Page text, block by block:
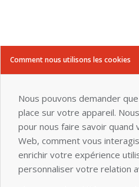
Comment nous utilisons les cookies
Nous pouvons demander
place sur votre appareil.
pour nous faire savoir quand
Web, comment vous
enrichir votre expérience
personnaliser votre relation